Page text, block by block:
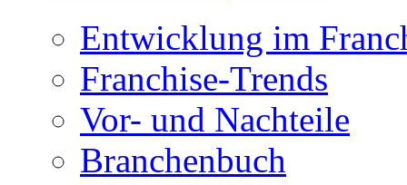
Entwicklung im
Franchise-Trends
Vor- und Nachteile
Branchenbuch